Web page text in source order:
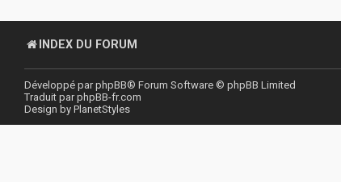
INDEX DU FORUM
Développé parphpBB® Forum Software © phpBB Limited
Traduit parphpBB-fr.com
Design by PlanetStyles